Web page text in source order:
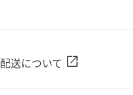
配送について open_in_new